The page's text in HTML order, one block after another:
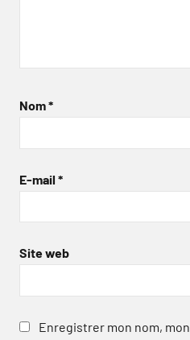
Nom*
E-mail *
Site web
Enregistrer mon nom,